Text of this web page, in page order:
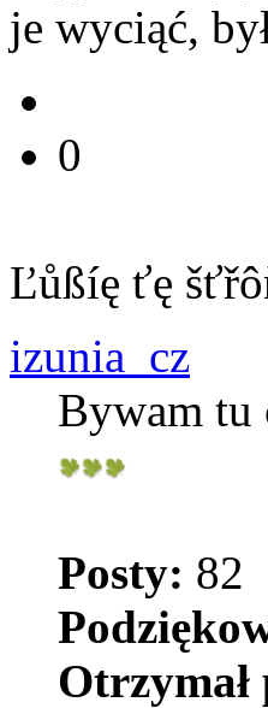
je wyciąć,
0
Ľůßíę ťę
izunia_cz
Bywam tu
Posty: 82